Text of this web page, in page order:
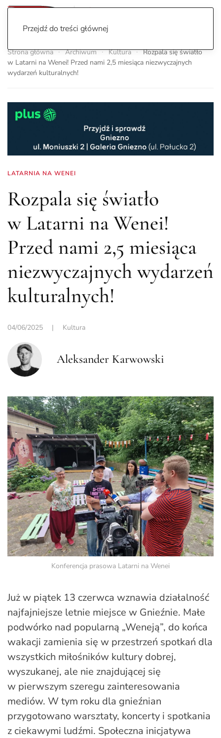
Przejdź do treści głównej
Strona główna Archiwum Kultura
Rozpala się światło
w Latarni na Wenei! Przed nami 2,5 miesiąca niezwyczajnych
wydarzeń kulturalnych!
LATARNIA NA WENEI
Rozpala się światło
w Latarni na Wenei!
Przed nami 2,5 miesiąca
niezwyczajnych wydarzeń
kulturalnych!
04/06/2025 | Kultura
Aleksander Karwowski
Konferencja prasowa Latarni na Wenei
Już w piątek 13 czerwca wznawia działalność
najfajniejsze letnie miejsce w Gnieźnie. Małe
podwórko nad popularną „Weneją”, do końca
wakacji zamienia się w przestrzeń spotkań dla
wszystkich miłośników kultury dobrej,
wyszukanej, ale nie znajdującej się
w pierwszym szeregu zainteresowania
mediów. W tym roku dla gnieźnian
przygotowano warsztaty, koncerty i spotkania
z ciekawymi ludźmi. Społeczna inicjatywa